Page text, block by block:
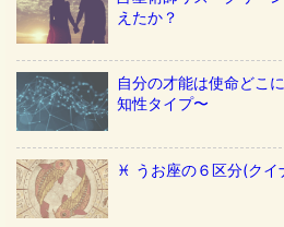
えたか？
自分の才能は使命どこ
知性タイプ〜
♓️ うお座の６区分(ク